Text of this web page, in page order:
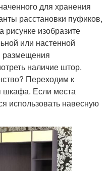
Спальни в квартире
Стандартная спальня
для хранения
расстановки пуфиков,
рисунке изобразите
или настенной
наличие штор.
Переходим к
шкафа. Если места
использовать навесную